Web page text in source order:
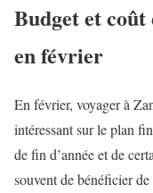
Budget et coût
en février
En février, voyager à
intéressant sur le plan
de fin d’année et de
souvent de bénéficier